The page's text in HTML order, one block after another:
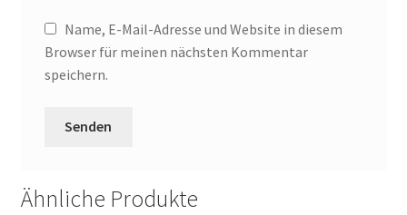
Name, E-Mail-Adresse und Website in diesem
Browser für meinen nächsten Kommentar
speichern.
Ähnliche Produkte